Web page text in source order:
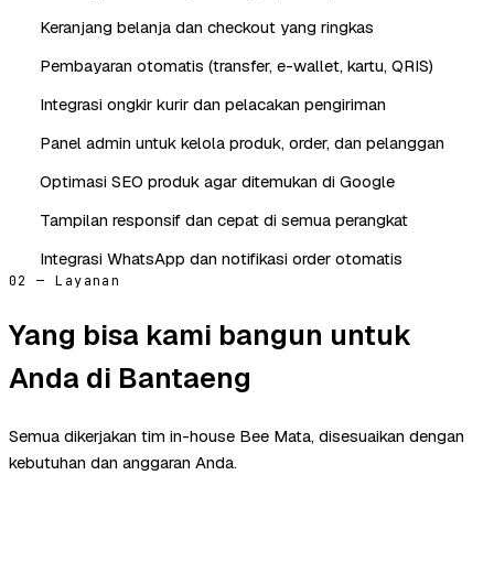
Keranjang belanja dan checkout yang ringkas
Pembayaran otomatis (transfer, e-wallet, kartu, QRIS)
Integrasi ongkir kurir dan pelacakan pengiriman
Panel admin untuk kelola produk, order, dan pelanggan
Optimasi SEO produk agar ditemukan di Google
Tampilan responsif dan cepat di semua perangkat
Integrasi WhatsApp dan notifikasi order otomatis
02 — Layanan
Yang bisa kami bangun untuk
Anda di Bantaeng
Semua dikerjakan tim in-house Bee Mata, disesuaikan dengan
kebutuhan dan anggaran Anda.